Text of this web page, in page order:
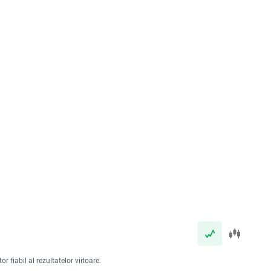
fiabil al rezultatelor viitoare.